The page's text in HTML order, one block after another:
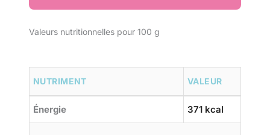
Valeurs nutritionnelles pour 100 g
NUTRIMENT VALEUR
Énergie 371 kcal